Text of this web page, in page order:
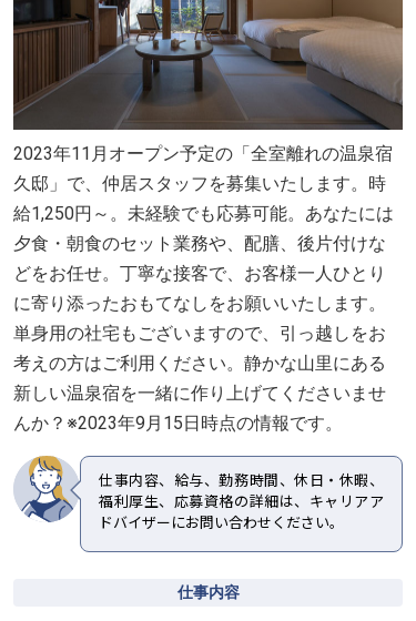
2023年11月オープン予定の「全室離れの温泉宿
久邸」で、仲居スタッフを募集いたします。時
給1,250円～。未経験でも応募可能。あなたには
夕食・朝食のセット業務や、配膳、後片付けな
どをお任せ。丁寧な接客で、お客様一人ひとり
に寄り添ったおもてなしをお願いいたします。
単身用の社宅もございますので、引っ越しをお
考えの方はご利用ください。静かな山里にある
新しい温泉宿を一緒に作り上げてくださいませ
んか？※2023年9月15日時点の情報です。
仕事内容、給与、勤務時間、休日・休暇、
福利厚生、応募資格の詳細は、キャリアア
ドバイザーにお問い合わせください。
仕事内容